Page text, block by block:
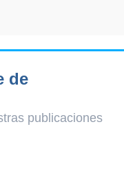
de
publicaciones